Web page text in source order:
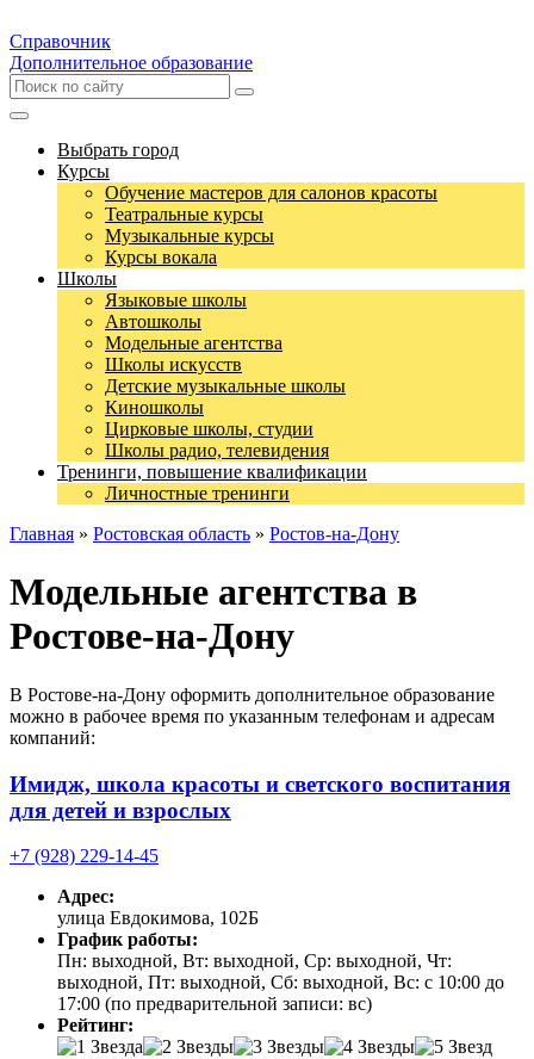
Справочник
Дополнительное образование
Выбрать город
Курсы
Обучение мастеров для салонов красоты
Театральные курсы
Музыкальные курсы
Курсы вокала
Школы
Языковые школы
Автошколы
Модельные агентства
Школы искусств
Детские музыкальные школы
Киношколы
Цирковые школы, студии
Школы радио, телевидения
Тренинги, повышение квалификации
Личностные тренинги
Главная » Ростовская область » Ростов-на-Дону
Модельные агентства в
Ростове-на-Дону
В Ростове-на-Дону оформить дополнительное образование
можно в рабочее время по указанным телефонам и адресам
компаний:
Имидж, школа красоты и светского воспитания
для детей и взрослых
+7 (928) 229-14-45
Адрес:
улица Евдокимова, 102Б
График работы:
Пн: выходной, Вт: выходной, Ср: выходной, Чт:
выходной, Пт: выходной, Сб: выходной, Вс: с 10:00 до
17:00 (по предварительной записи: вс)
Рейтинг: